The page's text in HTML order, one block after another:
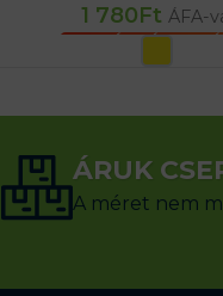
1 780Ft ÁFA-
OPCIÓK
ÁRUK
A méret nem